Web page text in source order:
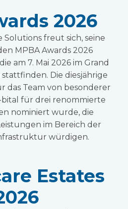
2026
freut sich, seine
MPBA Awards 2026
am 7. Mai 2026 im Grand
Die diesjährige
das Team von besonderer
für drei renommierte
nominiert wurde, die
im Bereich der
würdigen.
Estates